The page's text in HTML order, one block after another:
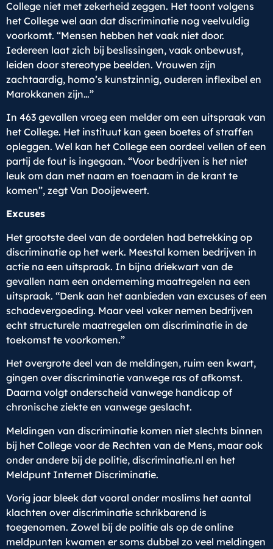
College niet met zekerheid zeggen. Het toont volgens
het College wel aan dat discriminatie nog veelvuldig
voorkomt. “Mensen hebben het vaak niet door.
Iedereen laat zich bij beslissingen, vaak onbewust,
leiden door stereotype beelden. Vrouwen zijn
zachtaardig, homo’s kunstzinnig, ouderen inflexibel en
Marokkanen zijn…”
In 463 gevallen vroeg een melder om een uitspraak van
het College. Het instituut kan geen boetes of straffen
opleggen. Wel kan het College een oordeel vellen of een
partij de fout is ingegaan. “Voor bedrijven is het niet
leuk om dan met naam en toenaam in de krant te
komen”, zegt Van Dooijeweert.
Excuses
Het grootste deel van de oordelen had betrekking op
discriminatie op het werk. Meestal komen bedrijven in
actie na een uitspraak. In bijna driekwart van de
gevallen nam een onderneming maatregelen na een
uitspraak. “Denk aan het aanbieden van excuses of een
schadevergoeding. Maar veel vaker nemen bedrijven
echt structurele maatregelen om discriminatie in de
toekomst te voorkomen.”
Het overgrote deel van de meldingen, ruim een kwart,
gingen over discriminatie vanwege ras of afkomst.
Daarna volgt onderscheid vanwege handicap of
chronische ziekte en vanwege geslacht.
Meldingen van discriminatie komen niet slechts binnen
bij het College voor de Rechten van de Mens, maar ook
onder andere bij de politie, discriminatie.nl en het
Meldpunt Internet Discriminatie.
Vorig jaar bleek dat vooral onder moslims het aantal
klachten over discriminatie schrikbarend is
toegenomen. Zowel bij de politie als op de online
meldpunten kwamen er soms dubbel zo veel meldingen